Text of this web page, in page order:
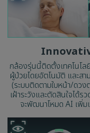
กล้องรุ่นนี้ติดตั้งเทคโนโล
ผู้ป่วยโดยอัตโนมัติ และส
(ระบบติดตามใบหน้า/ดว
เฝ้าระวังและตัดสินใจได้
จะพัฒนาโหมด AI เพิ่ม